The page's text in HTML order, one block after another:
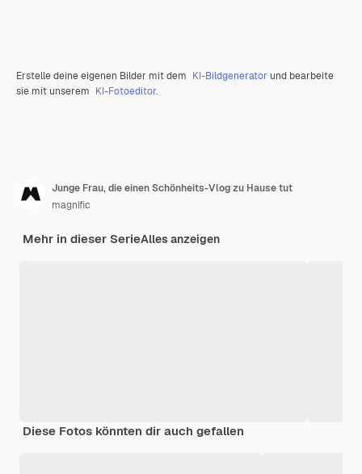
Erstelle deine eigenen Bilder mit dem KI-Bildgenerator und bearbeite
sie mit unserem KI-Fotoeditor.
Junge Frau, die einen Schönheits-Vlog zu Hause tut
magnific
Mehr in dieser SerieAlles anzeigen
Diese Fotos könnten dir auch gefallen